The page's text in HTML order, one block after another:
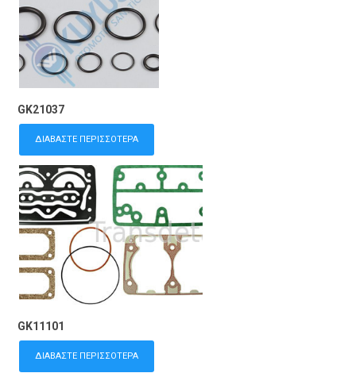
GK21037
ΔΙΑΒΆΣΤΕ ΠΕΡΙΣΣΌΤΕΡΑ
GK11101
ΔΙΑΒΆΣΤΕ ΠΕΡΙΣΣΌΤΕΡΑ